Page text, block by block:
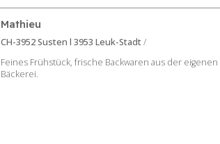
Mathieu
CH-3952 Susten l 3953 Leuk-Stadt/
Feines Frühstück, frische Backwaren aus der eigenen
Bäckerei.